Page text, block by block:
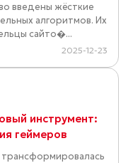
введены жёсткие
алгоритмов. Их
сайто�...
2025-12-23
инструмент:
геймеров